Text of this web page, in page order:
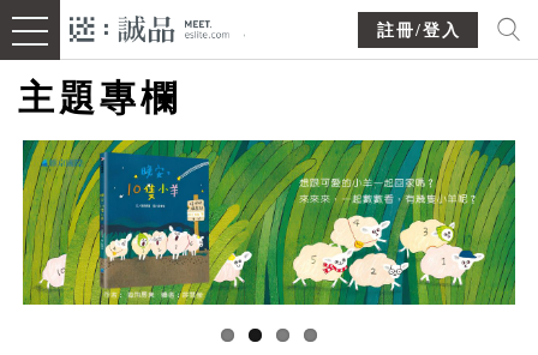
註冊/登入
主題專欄